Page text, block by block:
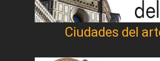
Ciudades del